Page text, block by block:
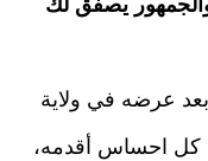
يصفق لك
عرضه في ولاية
كل احساس أقدمه،